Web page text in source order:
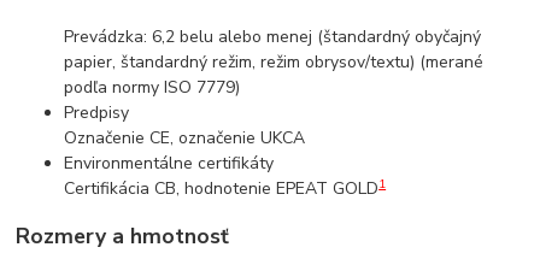
Prevádzka: 6,2 belu alebo menej (štandardný obyčajný
papier, štandardný režim, režim obrysov/textu) (merané
podľa normy ISO 7779)
Predpisy
Označenie CE, označenie UKCA
Environmentálne certifikáty
Certifikácia CB, hodnotenie EPEAT GOLD1
Rozmery a hmotnosť